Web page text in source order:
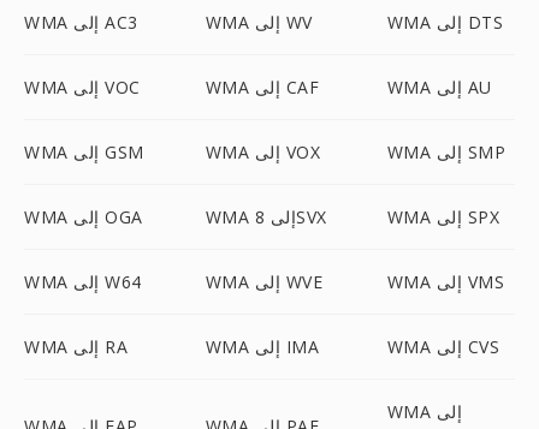
WMA إلى AC3 WMA إلى WV WMA إلى DTS
WMA إلى VOC WMA إلى CAF WMA إلى AU
WMA إلى GSM WMA إلى VOX WMA إلى SMP
WMA إلى OGA WMA إلى 8SVX WMA إلى SPX
WMA إلى W64 WMA إلى WVE WMA إلى VMS
WMA إلى RA WMA إلى IMA WMA إلى CVS
WMA إلى